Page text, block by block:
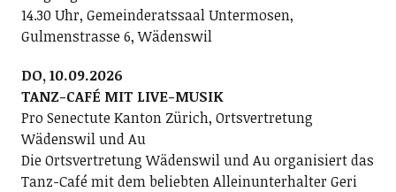
14.30 Uhr, Gemeinderatssaal Untermosen,
Gulmenstrasse 6, Wädenswil
DO, 10.09.2026
TANZ-CAFÉ MIT LIVE-MUSIK
Pro Senectute Kanton Zürich, Ortsvertretung
Wädenswil und Au
Die Ortsvertretung Wädenswil und Au organisiert das
Tanz-Café mit dem beliebten Alleinunterhalter Geri